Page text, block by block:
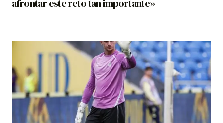
afrontar este reto tan importante»